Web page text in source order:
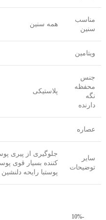
مناسب
سنین
همه سنین
ویتامین
جنس
محفظه
نگه
دارنده
پلاستیکی
عصاره
سایر
توضیحات
جلوگیری از پیری
کننده بسیار قوی
پوستبا رایحه
-10%